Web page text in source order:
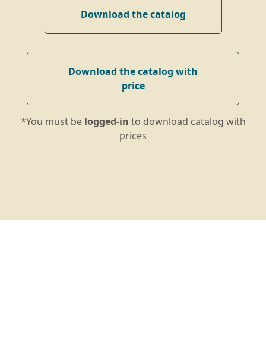
Download the catalog
Download the catalog with
price
*You must be logged-in to download catalog with
prices